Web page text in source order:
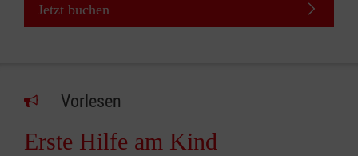
Jetzt buchen
Vorlesen
Erste Hilfe am Kind